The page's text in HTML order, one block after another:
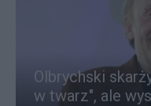
Olbrychski
w twarz", ale